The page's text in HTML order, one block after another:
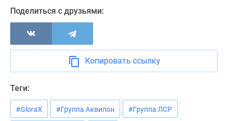
Поделиться с друзьями:
Копировать ссылку
Теги:
#GloraX #Группа Аквилон #Группа ЛСР